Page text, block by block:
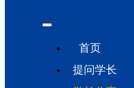
首页
提问学长